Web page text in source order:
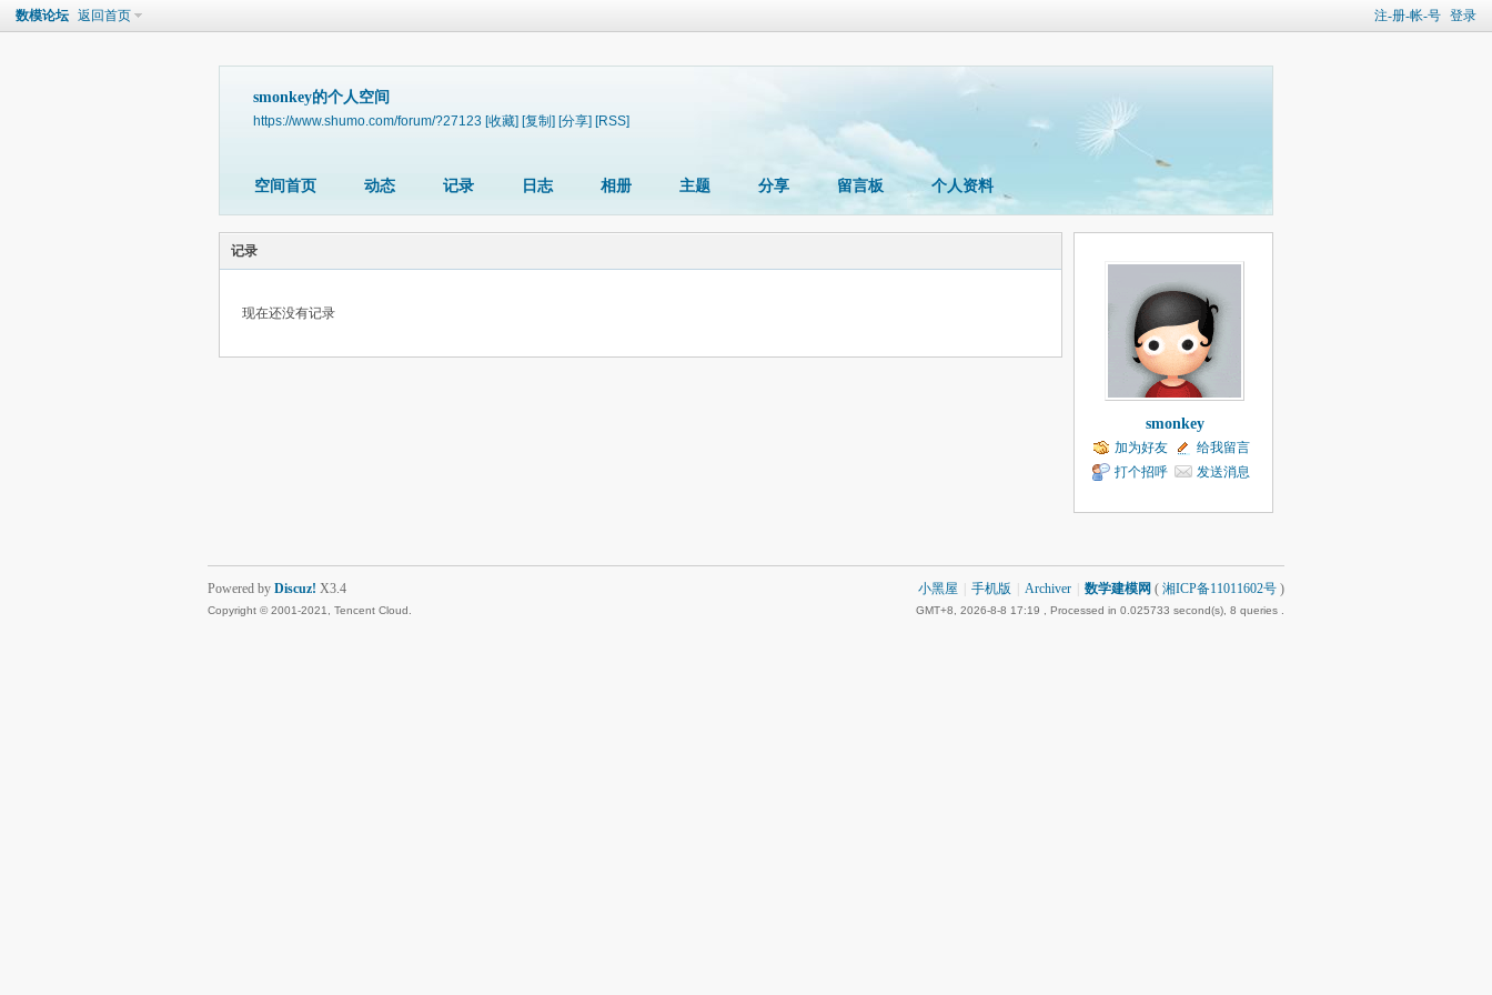
注-册-帐-号 登录
数模论坛 返回首页
smonkey的个人空间
https://www.shumo.com/forum/?27123 [收藏] [复制] [分享] [RSS]
空间首页 动态 记录 日志 相册 主题 分享 留言板 个人资料
记录
现在还没有记录
smonkey
加为好友
给我留言
打个招呼
发送消息
小黑屋 手机版 Archiver 数学建模网 ( 湘ICP备11011602号 )
GMT+8, 2026-8-8 17:19 , Processed in 0.025733 second(s), 8 queries .
Powered by Discuz! X3.4
Copyright © 2001-2021, Tencent Cloud.